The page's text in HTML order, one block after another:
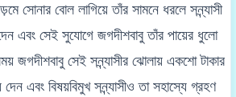
সোনার বোল লাগিয়ে তাঁর সামনে ধরলে সন্ন্যাসী
এবং সেই সুযোগে জগদীশবাবু তাঁর পায়ের ধুলো
জগদীশবাবু সেই সন্ন্যাসীর ঝোলায় একশো টাকার
এবং বিষয়বিমুখ সন্ন্যাসীও তা সহাস্যে গ্রহণ